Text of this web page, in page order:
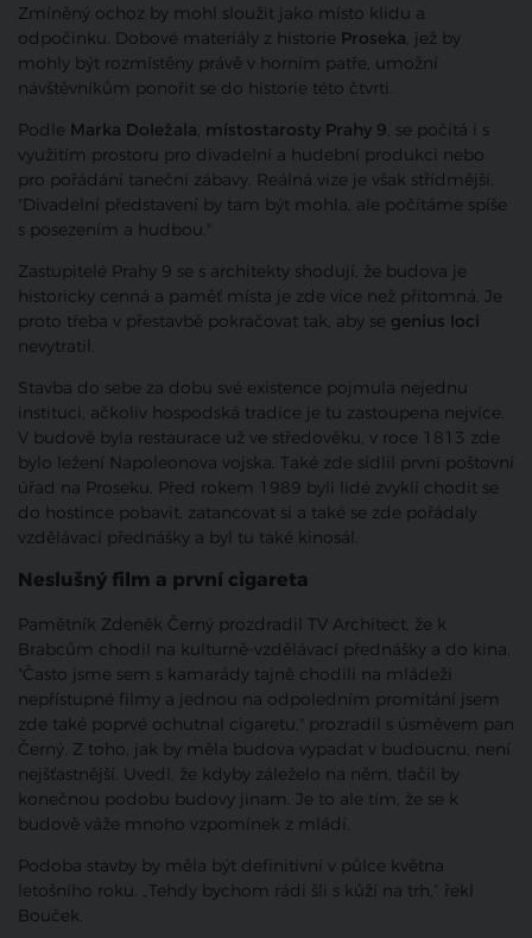
Zmíněný ochoz by mohl sloužit jako místo klidu a
odpočinku. Dobové materiály z historie Proseka, jež by
mohly být rozmístěny právě v horním patře, umožní
návštěvníkům ponořit se do historie této čtvrti.
Podle Marka Doležala, místostarosty Prahy 9, se počítá i s
využitím prostoru pro divadelní a hudební produkci nebo
pro pořádání taneční zábavy. Reálná vize je však střídmější.
"Divadelní představení by tam být mohla, ale počítáme spíše
s posezením a hudbou."
Zastupitelé Prahy 9 se s architekty shodují, že budova je
historicky cenná a paměť místa je zde více než přítomná. Je
proto třeba v přestavbě pokračovat tak, aby se genius loci
nevytratil.
Stavba do sebe za dobu své existence pojmula nejednu
instituci, ačkoliv hospodská tradice je tu zastoupena nejvíce.
V budově byla restaurace už ve středověku, v roce 1813 zde
bylo ležení Napoleonova vojska. Také zde sídlil první poštovní
úřad na Proseku. Před rokem 1989 byli lidé zvyklí chodit se
do hostince pobavit, zatancovat si a také se zde pořádaly
vzdělávací přednášky a byl tu také kinosál.
Neslušný film a první cigareta
Pamětník Zdeněk Černý prozdradil TV Architect, že k
Brabcům chodil na kulturně-vzdělávací přednášky a do kina.
"Často jsme sem s kamarády tajně chodili na mládeži
nepřístupné filmy a jednou na odpoledním promítání jsem
zde také poprvé ochutnal cigaretu," prozradil s úsměvem pan
Černý. Z toho, jak by měla budova vypadat v budoucnu, není
nejšťastnější. Uvedl, že kdyby záleželo na něm, tlačil by
konečnou podobu budovy jinam. Je to ale tím, že se k
budově váže mnoho vzpomínek z mládí.
Podoba stavby by měla být definitivní v půlce května
letošního roku. „Tehdy bychom rádi šli s kůží na trh,“ řekl
Bouček.